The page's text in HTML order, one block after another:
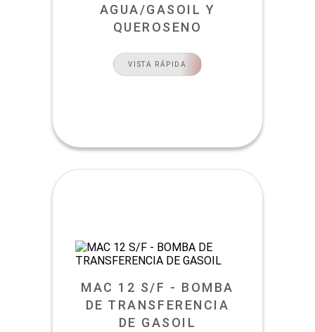
AGUA/GASOIL Y
QUEROSENO
VISTA RÁPIDA
MAC 12 S/F - BOMBA
DE TRANSFERENCIA
DE GASOIL